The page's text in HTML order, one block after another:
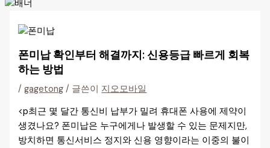
폰미납 확인부터 해결까지: 신용등급 빠르게 회복
하는 방법
/gagetong / 글쓴이 지오모바일
<p최근 몇 달간 통신비 납부가 밀려 휴대폰 사용에 제약이
생겼나요? 폰미납은 누구에게나 발생할 수 있는 문제지만,
방치하면 통신서비스 정지와 신용 영향이라는 이중의 불이